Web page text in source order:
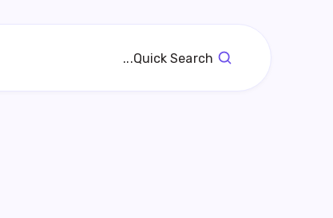
Quick Search...